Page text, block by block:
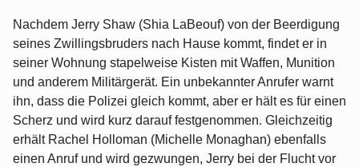
Nachdem Jerry Shaw (Shia LaBeouf) von der Beerdigung
seines Zwillingsbruders nach Hause kommt, findet er in
seiner Wohnung stapelweise Kisten mit Waffen, Munition
und anderem Militärgerät. Ein unbekannter Anrufer warnt
ihn, dass die Polizei gleich kommt, aber er hält es für einen
Scherz und wird kurz darauf festgenommen. Gleichzeitig
erhält Rachel Holloman (Michelle Monaghan) ebenfalls
einen Anruf und wird gezwungen, Jerry bei der Flucht vor